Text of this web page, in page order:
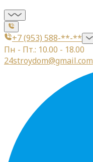
+7 (953) 588-**-**
Пн - Пт.: 10.00 - 18.00
24stroydom@gmail.com